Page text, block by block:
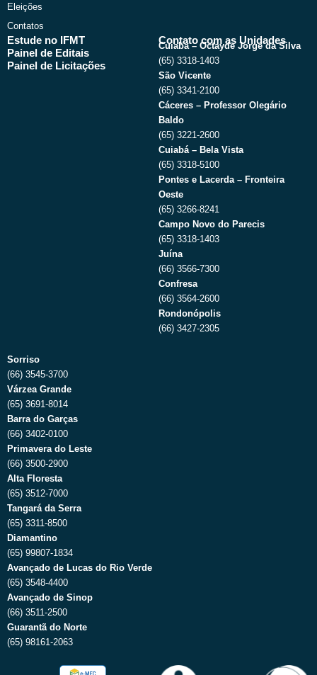
Eleições
Contatos
Estude no IFMT
Painel de Editais
Painel de Licitações
Contato com as Unidades
Cuiabá – Octayde Jorge da Silva
(65) 3318-1403
São Vicente
(65) 3341-2100
Cáceres – Professor Olegário
Baldo
(65) 3221-2600
Cuiabá – Bela Vista
(65) 3318-5100
Pontes e Lacerda – Fronteira
Oeste
(65) 3266-8241
Campo Novo do Parecis
(65) 3318-1403
Juína
(66) 3566-7300
Confresa
(66) 3564-2600
Rondonópolis
(66) 3427-2305
Sorriso
(66) 3545-3700
Várzea Grande
(65) 3691-8014
Barra do Garças
(66) 3402-0100
Primavera do Leste
(66) 3500-2900
Alta Floresta
(65) 3512-7000
Tangará da Serra
(65) 3311-8500
Diamantino
(65) 99807-1834
Avançado de Lucas do Rio Verde
(65) 3548-4400
Avançado de Sinop
(66) 3511-2500
Guarantã do Norte
(65) 98161-2063